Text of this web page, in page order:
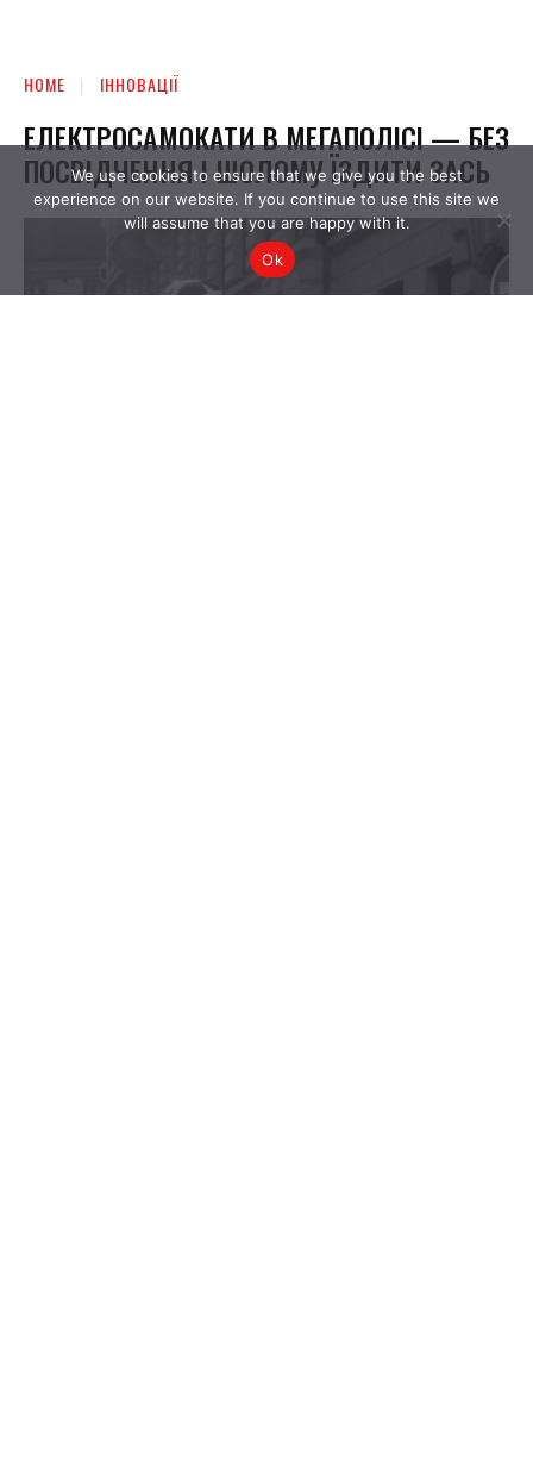
We use cookies to ensure that we give you the best
experience on our website. If you continue to use this site we
will assume that you are happy with it.
Ok